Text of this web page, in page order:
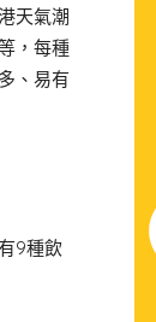
天氣潮
，每種
、易有
9種飲